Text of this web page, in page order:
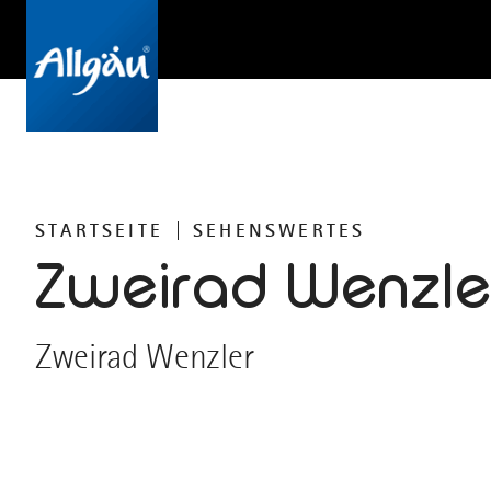
STARTSEITE SEHENSWERTES
Zweirad
Zweirad Wenzler